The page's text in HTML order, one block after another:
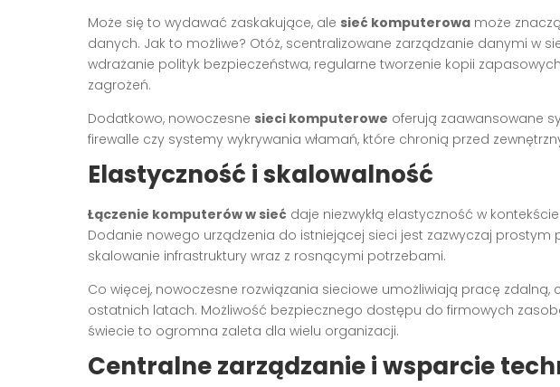
Może się to wydawać zaskakujące, ale sieć komputerowa może
danych. Jak to możliwe? Otóż, scentralizowane zarządzanie danymi w
wdrażanie polityk bezpieczeństwa, regularne tworzenie kopii
zagrożeń.
Dodatkowo, nowoczesne sieci komputerowe oferują zaawansowane
firewalle czy systemy wykrywania włamań, które chronią przed
Elastyczność i skalowalność
Łączenie komputerów w sieć daje niezwykłą elastyczność w
Dodanie nowego urządzenia do istniejącej sieci jest zazwyczaj prostym
skalowanie infrastruktury wraz z rosnącymi potrzebami.
Co więcej, nowoczesne rozwiązania sieciowe umożliwiają pracę zdalną,
ostatnich latach. Możliwość bezpiecznego dostępu do firmowych
świecie to ogromna zaleta dla wielu organizacji.
Centralne zarządzanie i wsparcie